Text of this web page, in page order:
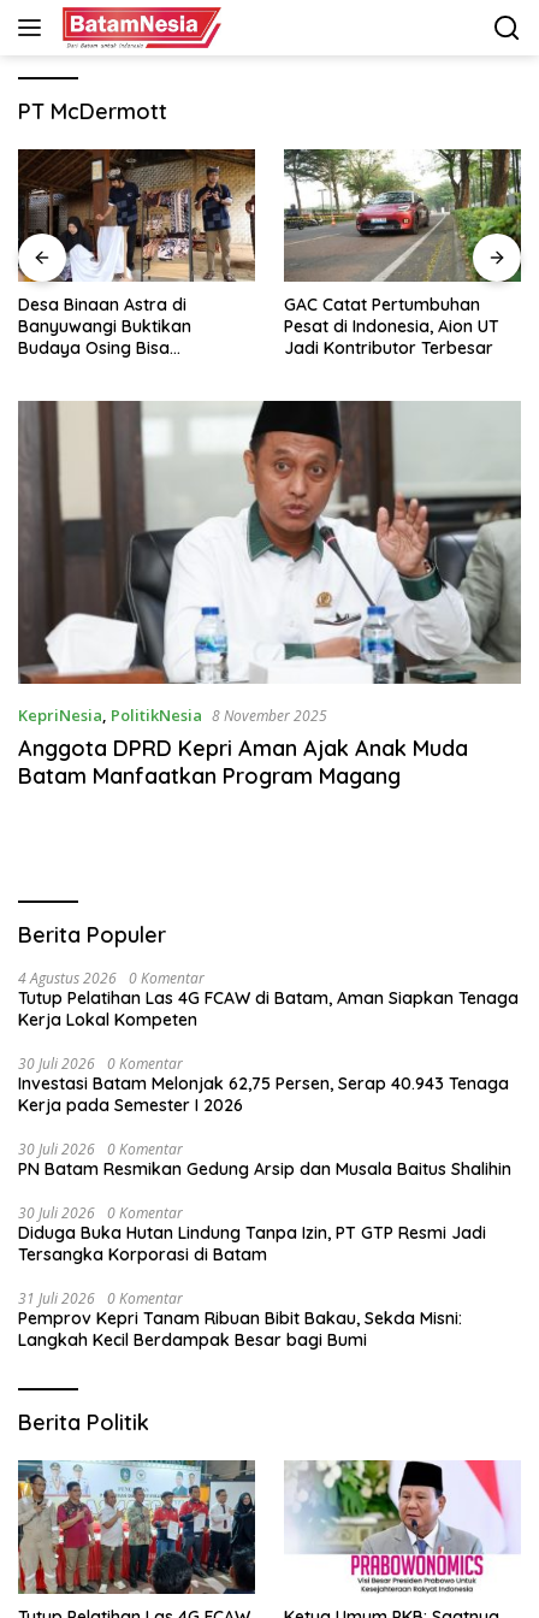
Langsung
PT McDermott
Desa Binaan Astra di
Banyuwangi Buktikan
Budaya Osing Bisa
GAC Catat Pertumbuhan
Pesat di Indonesia, Aion UT
Jadi Kontributor Terbesar
KepriNesia, PolitikNesia 8 November 2025
Anggota DPRD Kepri Aman Ajak Anak Muda
Batam Manfaatkan Program Magang
Berita Populer
4 Agustus 2026 0 Komentar
Tutup Pelatihan Las 4G FCAW di Batam, Aman Siapkan Tenaga
Kerja Lokal Kompeten
30 Juli 2026 0 Komentar
Investasi Batam Melonjak 62,75 Persen, Serap 40.943 Tenaga
Kerja pada Semester I 2026
30 Juli 2026 0 Komentar
PN Batam Resmikan Gedung Arsip dan Musala Baitus Shalihin
30 Juli 2026 0 Komentar
Diduga Buka Hutan Lindung Tanpa Izin, PT GTP Resmi Jadi
Tersangka Korporasi di Batam
31 Juli 2026 0 Komentar
Pemprov Kepri Tanam Ribuan Bibit Bakau, Sekda Misni:
Langkah Kecil Berdampak Besar bagi Bumi
Berita Politik